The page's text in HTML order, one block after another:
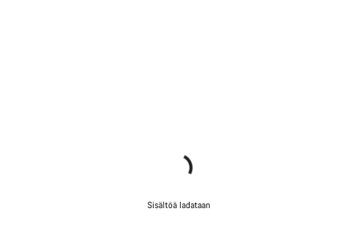
Sisältöä ladataan